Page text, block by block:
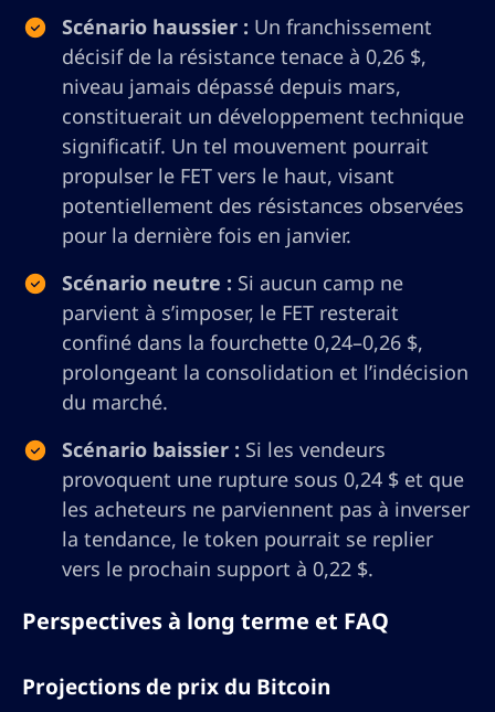
Scénario haussier : Un franchissement
décisif de la résistance tenace à 0,26 $,
niveau jamais dépassé depuis mars,
constituerait un développement technique
significatif. Un tel mouvement pourrait
propulser le FET vers le haut, visant
potentiellement des résistances observées
pour la dernière fois en janvier.
Scénario neutre : Si aucun camp ne
parvient à s’imposer, le FET resterait
confiné dans la fourchette 0,24–0,26 $,
prolongeant la consolidation et l’indécision
du marché.
Scénario baissier : Si les vendeurs
provoquent une rupture sous 0,24 $ et que
les acheteurs ne parviennent pas à inverser
la tendance, le token pourrait se replier
vers le prochain support à 0,22 $.
Perspectives à long terme et FAQ
Projections de prix du Bitcoin